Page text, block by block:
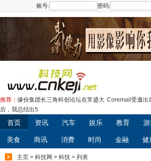
账号: 密码:
推荐： 缘份集团长三角科创论坛在常盛大 Coremail受邀出
后，我总结出5
首页 资讯 汽车 娱乐 教育
美食 商讯 消费 时尚 金融 健
主页 > 科技网 > 科技 > 列表